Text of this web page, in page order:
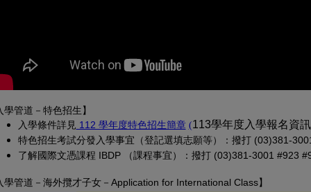
學管道－特色招生】
入學條件詳見 112 學年度特色招生簡章(另開新視窗)
((PDF 檔，另開新視窗)
113學年度入學報名資
特色招生考試分發入學事宜（登記選填志願等）：撥打 (03)381-
了解國際文憑課程 IBDP （課程事宜）：撥打 (03)381-3001 #923
學管道－ 海外攬才子女－Application for International Class】